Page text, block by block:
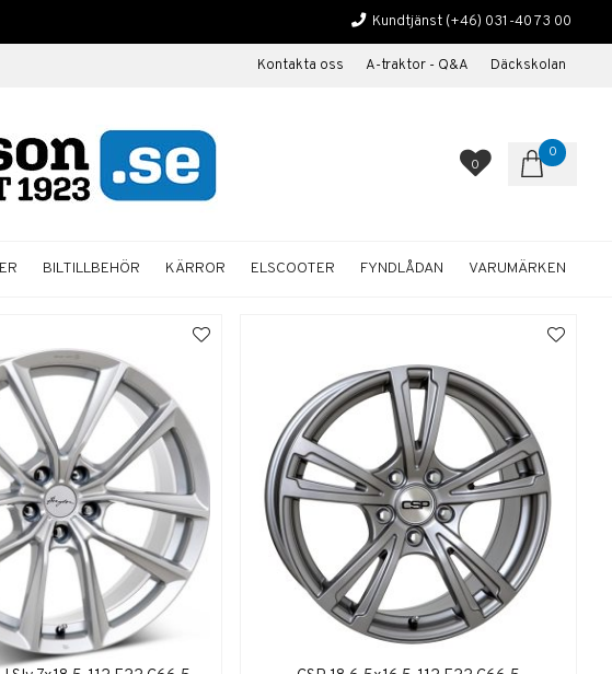
Kundtjänst (+46) 031-40 73 00
Kontakta oss A-traktor - Q&A Däckskolan
0
0
BILTILLBEHÖR KÄRROR ELSCOOTER FYNDLÅDAN VARUMÄRKEN